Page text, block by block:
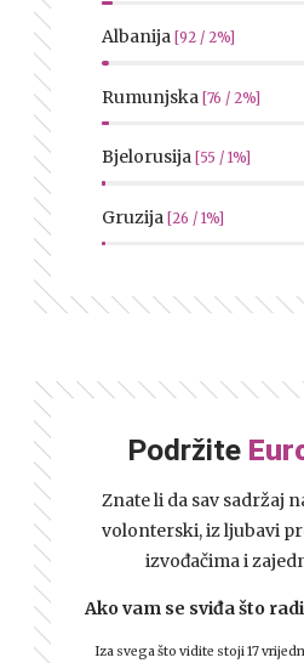
Albanija [92 / 2%]
Rumunjska [76 / 2%]
Bjelorusija [55 / 1%]
Gruzija [26 / 1%]
Podržite
Znate li da sav sadržaj
volonterski, iz ljubavi
izvođačima i
Ako vam se sviđa što
Iza svega što vidite stoji 17